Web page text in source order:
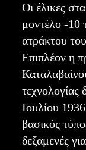
Οι έλικες
μοντέλο -10
ατράκτου
Επιπλέον η
Ιουλίου
βασικός
δεξαμενές